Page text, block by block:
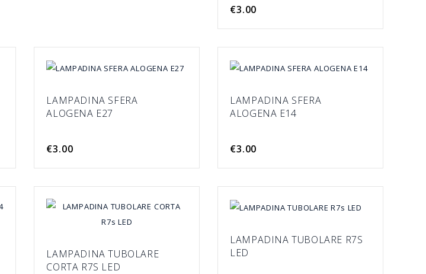
€3.00
LAMPADINA SFERA
ALOGENA E27
€3.00
LAMPADINA SFERA
ALOGENA E14
€3.00
LAMPADINA TUBOLARE
CORTA R7S LED
LAMPADINA TUBOLARE R7S
LED